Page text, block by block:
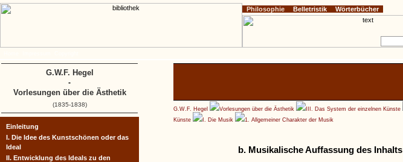
G.W.F. Hegel Vorlesungen über die Ästhetik III. Das System der einzelnen Künste
Künste
I. Die Musik 1. Allgemeiner Charakter der Musik
b. Musikalische Auffassung des Inhalts
Einleitung
I. Die Idee des Kunstschönen oder das
Ideal
II. Entwicklung des Ideals zu den
Philosophie Belletristik Wörterbücher
G.W.F. Hegel
-
Vorlesungen über die Ästhetik
(1835-1838)